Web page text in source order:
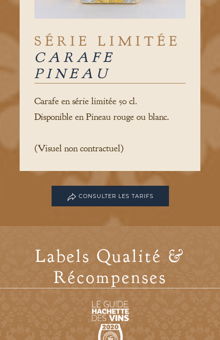
SÉRIE LIMITÉE
CARAFE
PINEAU
Carafe en série limitée 50 cl.
Disponible en Pineau rouge ou blanc.
(Visuel non contractuel)
CONSULTER LES TARIFS
Labels Qualité &
Récompenses